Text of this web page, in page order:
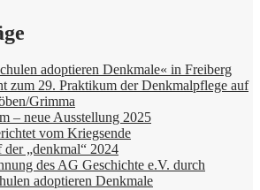
adoptieren Denkmale« in Freiberg
zum 29. Praktikum der Denkmalpflege auf
Grimma
– neue Ausstellung 2025
vom Kriegsende
der „denkmal“ 2024
des AG Geschichte e.V. durch
adoptieren Denkmale